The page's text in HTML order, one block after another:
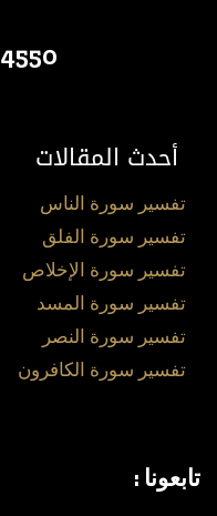
4550 824 514 1 +
أحدث المقالات
تفسير سورة الناس
تفسير سورة الفلق
تفسير سورة الإخلاص
تفسير سورة المسد
تفسير سورة النصر
تفسير سورة الكافرون
تابعونا :